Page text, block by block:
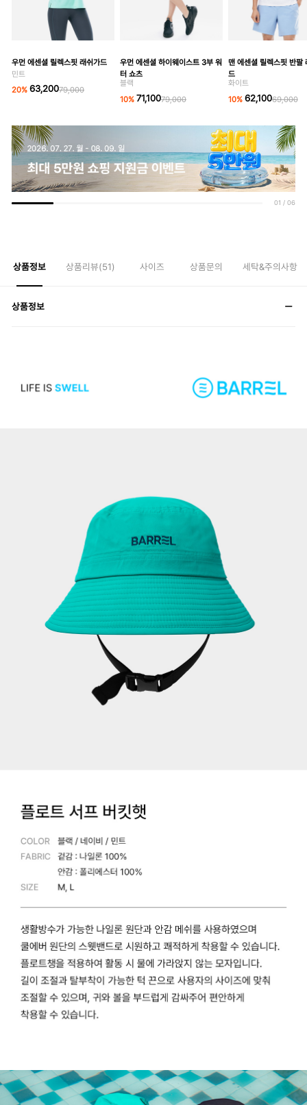
우먼 에센셜 릴렉스핏 래쉬가드
민트
20% 63,20079,000
우먼 에센셜 하이웨이스트 3부 워
터 쇼츠
블랙
10% 71,10079,000
맨 에센셜 릴렉스핏 반팔
드
화이트
10% 62,10069,000
01 / 06
상품정보 상품리뷰(51) 사이즈 상품문의 세탁&주의사항
상품정보